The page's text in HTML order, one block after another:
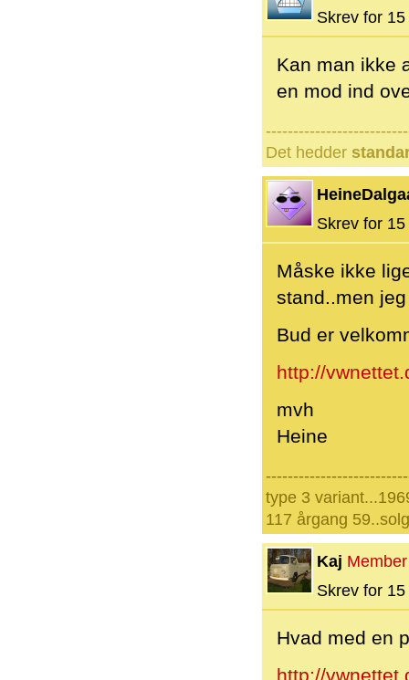
Skrev for
Kan man ikke
en mod ind
Det hedder
Skrev for
Måske ikke
stand..men
Bud er
http://
mvh
Heine
type 3
117 årgang
Kaj Member
Skrev for
Hvad med en